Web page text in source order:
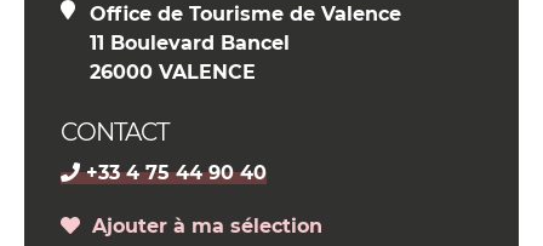
Office de Tourisme de Valence
11 Boulevard Bancel
26000 VALENCE
CONTACT
+33 4 75 44 90 40
Ajouter à ma sélection